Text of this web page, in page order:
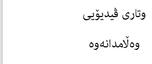
وتاری ڤیدیۆیی
وەڵامدانەوە